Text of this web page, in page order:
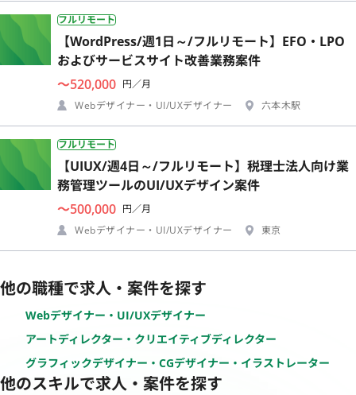
フルリモート
【WordPress/週1日～/フルリモート】EFO・LPO
およびサービスサイト改善業務案件
〜520,000 円／月
Webデザイナー・UI/UXデザイナー
六本木駅
フルリモート
【UIUX/週4日～/フルリモート】税理士法人向け業
務管理ツールのUI/UXデザイン案件
〜500,000 円／月
Webデザイナー・UI/UXデザイナー
東京
他の職種で求人・案件を探す
Webデザイナー・UI/UXデザイナー
アートディレクター・クリエイティブディレクター
グラフィックデザイナー・CGデザイナー・イラストレーター
他のスキルで求人・案件を探す